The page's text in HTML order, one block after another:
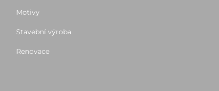
Motivy
Stavební výroba
Renovace